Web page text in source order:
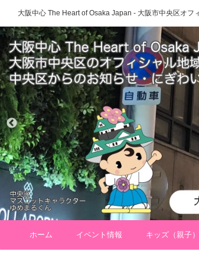
大阪中心 The Heart of Osaka Japan - 大阪市中央区オフ
ホーム イベント情報 キッズ（親子